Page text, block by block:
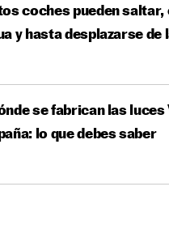
coches pueden
y hasta desplazarse
se fabrican las
lo que debes saber